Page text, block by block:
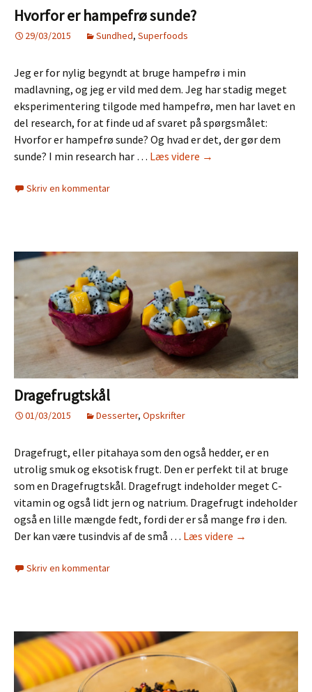
Hvorfor er hampefrø sunde?
29/03/2015 Sundhed, Superfoods
Jeg er for nylig begyndt at bruge hampefrø i min
madlavning, og jeg er vild med dem. Jeg har stadig meget
eksperimentering tilgode med hampefrø, men har lavet en
del research, for at finde ud af svaret på spørgsmålet:
Hvorfor er hampefrø sunde? Og hvad er det, der gør dem
sunde? I min research har … Læs videre Hvorfor
→
Skriv en kommentar
Dragefrugtskål
01/03/2015 Desserter, Opskrifter
Dragefrugt, eller pitahaya som den også hedder, er en
utrolig smuk og eksotisk frugt. Den er perfekt til at bruge
som en Dragefrugtskål. Dragefrugt indeholder meget C-
vitamin og også lidt jern og natrium. Dragefrugt indeholder
også en lille mængde fedt, fordi der er så mange frø i den.
Der kan være tusindvis af de små … Læs videre Dragefrugtskål
→
Skriv en kommentar